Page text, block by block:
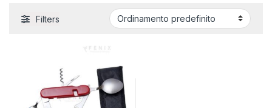
Filters